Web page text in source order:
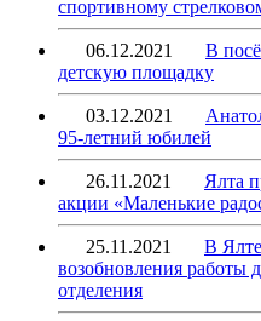
спортивному
06.12.2021
В
детскую площадку
03.12.2021
95-летний юбилей
26.11.2021
Ялта
акции «Маленькие
25.11.2021
В
возобновления работы
отделения